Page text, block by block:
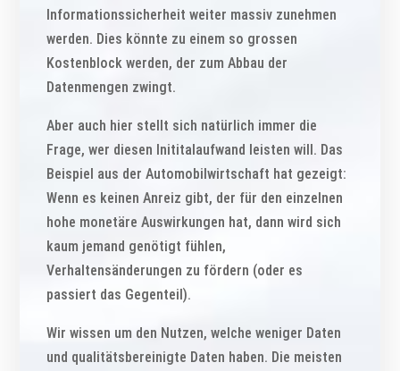
Informationssicherheit weiter massiv zunehmen
werden. Dies könnte zu einem so grossen
Kostenblock werden, der zum Abbau der
Datenmengen zwingt.
Aber auch hier stellt sich natürlich immer die
Frage, wer diesen Inititalaufwand leisten will. Das
Beispiel aus der Automobilwirtschaft hat gezeigt:
Wenn es keinen Anreiz gibt, der für den einzelnen
hohe monetäre Auswirkungen hat, dann wird sich
kaum jemand genötigt fühlen,
Verhaltensänderungen zu fördern (oder es
passiert das Gegenteil).
Wir wissen um den Nutzen, welche weniger Daten
und qualitätsbereinigte Daten haben. Die meisten